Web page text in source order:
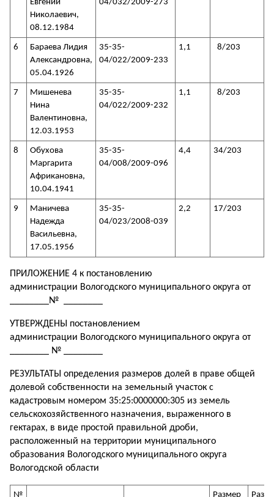
Евгений
Николаевич,
08.12.1984
04/032/2009-273
6
Бараева Лидия
Александровна,
05.04.1926
35-35-
04/022/2009-233
1,1 8/203
7
Мишенева
Нина
Валентиновна,
12.03.1953
35-35-
04/022/2009-232
1,1 8/203
8
Обухова
Маргарита
Африкановна,
10.04.1941
35-35-
04/008/2009-096
4,4 34/203
9
Маничева
Надежда
Васильевна,
17.05.1956
35-35-
04/023/2008-039
2,2 17/203
ПРИЛОЖЕНИЕ 4 к постановлению
администрации Вологодского муниципального округа от
________№ ________
УТВЕРЖДЕНЫ постановлением
администрации Вологодского муниципального округа от
________ № ________
РЕЗУЛЬТАТЫ определения размеров долей в праве общей
долевой собственности на земельный участок с
кадастровым номером 35:25:0000000:305 из земель
сельскохозяйственного назначения, выраженного в
гектарах, в виде простой правильной дроби,
расположенный на территории муниципального
образования Вологодского муниципального округа
Вологодской области
№
Размер